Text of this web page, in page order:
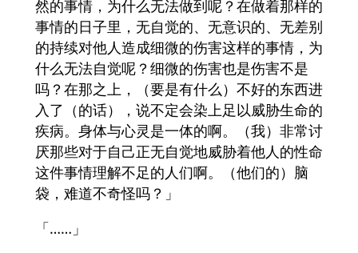
然的事情，为什么无法做到呢？在做着那样的
事情的日子里，无自觉的、无意识的、无差别
的持续对他人造成细微的伤害这样的事情，为
什么无法自觉呢？细微的伤害也是伤害不是
吗？在那之上，（要是有什么）不好的东西进
入了（的话），说不定会染上足以威胁生命的
疾病。身体与心灵是一体的啊。（我）非常讨
厌那些对于自己正无自觉地威胁着他人的性命
这件事情理解不足的人们啊。（他们的）脑
袋，难道不奇怪吗？」
「……」